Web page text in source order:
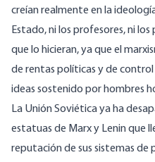
creían realmente en la
Estado, ni los profesores, ni los
que lo hicieran, ya que el
de rentas políticas y de
ideas sostenido por hombres
La Unión Soviética ya ha
estatuas de Marx y Lenin que
reputación de sus sistemas de